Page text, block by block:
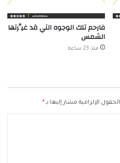
فارحم تلك الوجوه التي قد غيَّرتها
الشمس
منذ 23 ساعة
الحقول الإلزامية مشار إليها بـ *